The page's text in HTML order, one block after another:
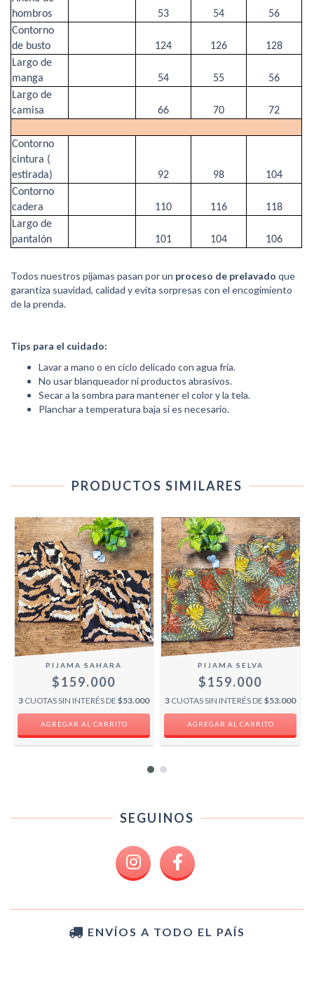
hombros
53 54
56
Contorno
de busto
124 126
128
Largo de
manga
54 55
56
Largo de
camisa
66 70 72
Contorno
cintura (
estirada)
92 98
104
Contorno
cadera
110 116
118
Largo de
pantalón
101 104 106
Todos nuestros pijamas pasan por un proceso de prelavado que
garantiza suavidad, calidad y evita sorpresas con el encogimiento
de la prenda.
Tips para el cuidado:
Lavar a mano o en ciclo delicado con agua fría.
No usar blanqueador ni productos abrasivos.
Secar a la sombra para mantener el color y la tela.
Planchar a temperatura baja si es necesario.
PRODUCTOS SIMILARES
PIJAMA SAHARA
$159.000
3 CUOTAS SIN INTERÉS DE $53.000
AGREGAR AL CARRITO
PIJAMA SELVA
$159.000
3 CUOTAS SIN INTERÉS DE $53.000
AGREGAR AL CARRITO
SEGUINOS
ENVÍOS A TODO EL PAÍS